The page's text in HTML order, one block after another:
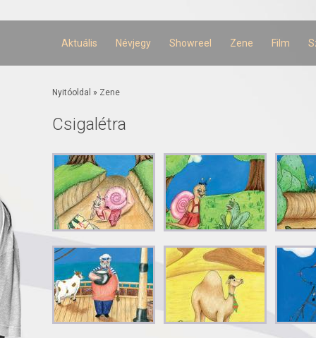
tartalomra
Aktuális Névjegy Showreel Zene Film
Jelenlegi hely
Nyitóoldal » Zene
Csigalétra